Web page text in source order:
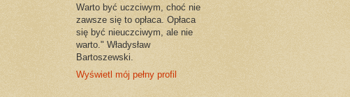
Warto być uczciwym, choć nie
zawsze się to opłaca. Opłaca
się być nieuczciwym, ale nie
warto." Władysław
Bartoszewski.
Wyświetl mój pełny profil